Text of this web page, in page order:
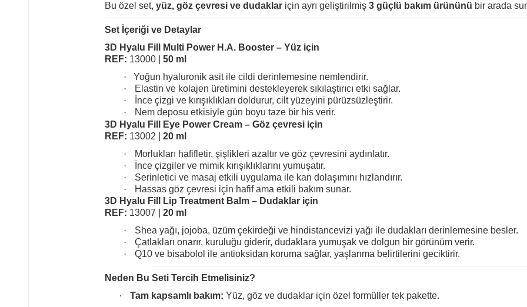
Bu özel set, yüz, göz çevresi ve dudaklar için ayrı geliştirilmiş 3 güçlü bakım ürününü bir arada
Set İçeriği ve Detaylar
3D Hyalu Fill Multi Power H.A. Booster – Yüz için
REF: 13000 | 50 ml
·
Yoğun hyaluronik asit ile cildi derinlemesine nemlendirir.
·
Elastin ve kolajen üretimini destekleyerek sıkılaştırıcı etki sağlar.
·
İnce çizgi ve kırışıklıkları doldurur, cilt yüzeyini pürüzsüzleştirir.
·
Nem deposu etkisiyle gün boyu taze bir his verir.
3D Hyalu Fill Eye Power Cream – Göz çevresi için
REF: 13002 | 20 ml
·
Morlukları hafifletir, şişlikleri azaltır ve göz çevresini aydınlatır.
·
İnce çizgiler ve mimik kırışıklıklarını yumuşatır.
·
Serinletici ve masaj etkili uygulama ile kan dolaşımını hızlandırır.
·
Hassas göz çevresi için hafif ama etkili bakım sunar.
3D Hyalu Fill Lip Treatment Balm – Dudaklar için
REF: 13007 | 20 ml
·
Shea yağı, jojoba, üzüm çekirdeği ve hindistancevizi yağı ile dudakları derinlemesine besler.
·
Çatlakları onarır, kuruluğu giderir, dudaklara yumuşak ve dolgun bir görünüm verir.
·
Q10 ve bisabolol ile antioksidan koruma sağlar, yaşlanma belirtilerini geciktirir.
Neden Bu Seti Tercih Etmelisiniz?
·
Tam kapsamlı bakım: Yüz, göz ve dudaklar için özel formüller tek pakette.